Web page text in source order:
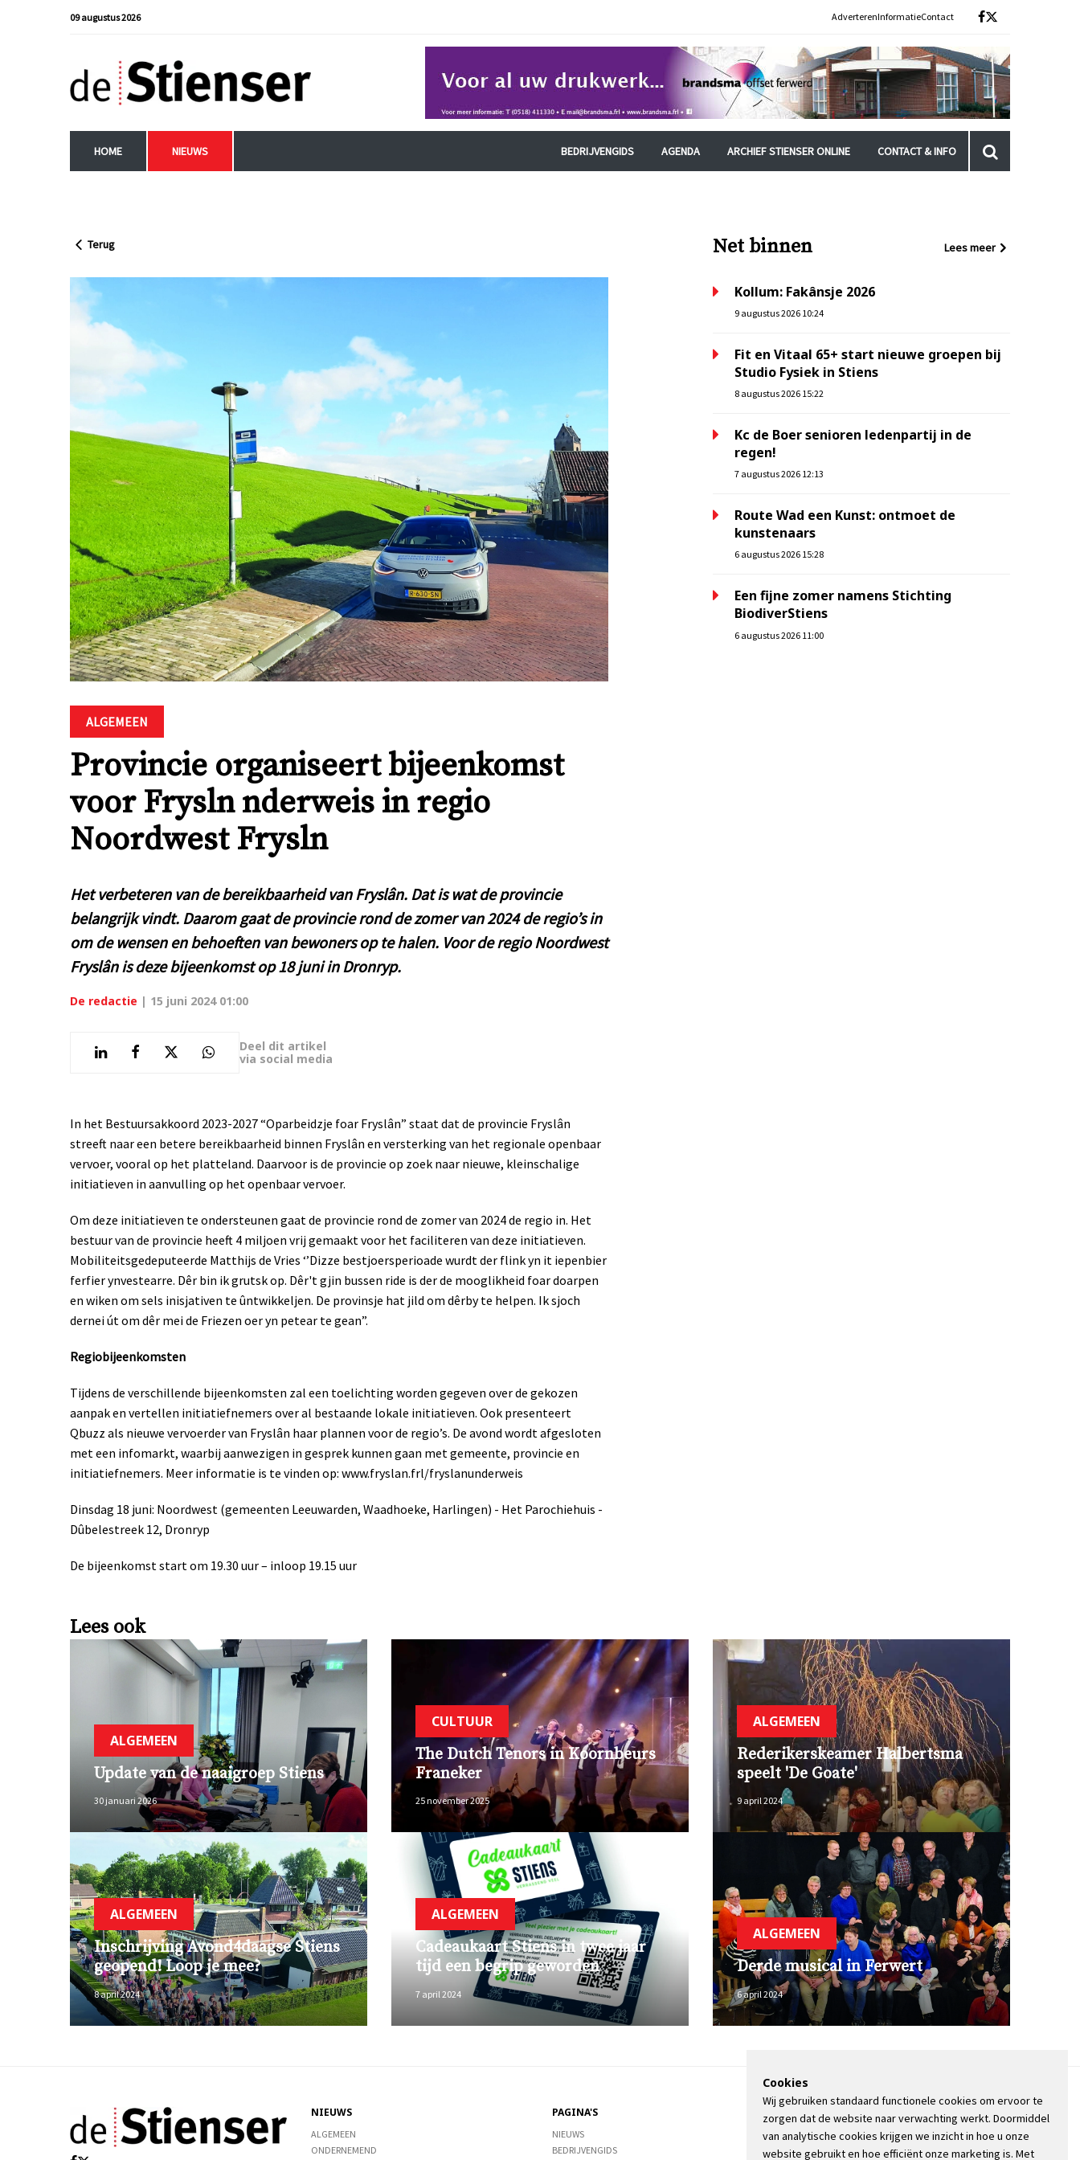
09 augustus 2026 AdverterenInformatieContact
HOME NIEUWS BEDRIJVENGIDS AGENDA ARCHIEF STIENSER ONLINE CONTACT & INFO
Terug
ALGEMEEN
Provincie organiseert bijeenkomst
voor Frysln nderweis in regio
Noordwest Frysln
Het verbeteren van de bereikbaarheid van Fryslân. Dat is wat de provincie
belangrijk vindt. Daarom gaat de provincie rond de zomer van 2024 de regio’s in
om de wensen en behoeften van bewoners op te halen. Voor de regio Noordwest
Fryslân is deze bijeenkomst op 18 juni in Dronryp.
De redactie | 15 juni 2024 01:00
Deel dit artikel
via social media
In het Bestuursakkoord 2023-2027 “Oparbeidzje foar Fryslân” staat dat de provincie Fryslân
streeft naar een betere bereikbaarheid binnen Fryslân en versterking van het regionale openbaar
vervoer, vooral op het platteland. Daarvoor is de provincie op zoek naar nieuwe, kleinschalige
initiatieven in aanvulling op het openbaar vervoer.
Om deze initiatieven te ondersteunen gaat de provincie rond de zomer van 2024 de regio in. Het
bestuur van de provincie heeft 4 miljoen vrij gemaakt voor het faciliteren van deze initiatieven.
Mobiliteitsgedeputeerde Matthijs de Vries ‘’Dizze bestjoersperioade wurdt der flink yn it iepenbier
ferfier ynvestearre. Dêr bin ik grutsk op. Dêr't gjin bussen ride is der de mooglikheid foar doarpen
en wiken om sels inisjativen te ûntwikkeljen. De provinsje hat jild om dêrby te helpen. Ik sjoch
dernei út om dêr mei de Friezen oer yn petear te gean”.
Regiobijeenkomsten
Tijdens de verschillende bijeenkomsten zal een toelichting worden gegeven over de gekozen
aanpak en vertellen initiatiefnemers over al bestaande lokale initiatieven. Ook presenteert
Qbuzz als nieuwe vervoerder van Fryslân haar plannen voor de regio’s. De avond wordt afgesloten
met een infomarkt, waarbij aanwezigen in gesprek kunnen gaan met gemeente, provincie en
initiatiefnemers. Meer informatie is te vinden op: www.fryslan.frl/fryslanunderweis
Dinsdag 18 juni: Noordwest (gemeenten Leeuwarden, Waadhoeke, Harlingen) - Het Parochiehuis -
Dûbelestreek 12, Dronryp
De bijeenkomst start om 19.30 uur – inloop 19.15 uur
Net binnen Lees meer
Kollum: Fakânsje 2026
9 augustus 2026 10:24
Fit en Vitaal 65+ start nieuwe groepen bij
Studio Fysiek in Stiens
8 augustus 2026 15:22
Kc de Boer senioren ledenpartij in de
regen!
7 augustus 2026 12:13
Route Wad een Kunst: ontmoet de
kunstenaars
6 augustus 2026 15:28
Een fijne zomer namens Stichting
BiodiverStiens
6 augustus 2026 11:00
Lees ook
ALGEMEEN
Update van de naaigroep Stiens
30 januari 2026
CULTUUR
The Dutch Tenors in Koornbeurs
Franeker
25 november 2025
ALGEMEEN
Rederikerskeamer Halbertsma
speelt 'De Goate'
9 april 2024
ALGEMEEN
Inschrijving Avond4daagse Stiens
geopend! Loop je mee?
8 april 2024
ALGEMEEN
Cadeaukaart Stiens in twee jaar
tijd een begrip geworden
7 april 2024
ALGEMEEN
Derde musical in Ferwert
6 april 2024
NIEUWS
ALGEMEEN
ONDERNEMEND
PAGINA'S
NIEUWS
BEDRIJVENGIDS
OVER DE STIENSER
CONTACT
ADVERTEREN
Cookies
Wij gebruiken standaard functionele cookies om ervoor te
zorgen dat de website naar verwachting werkt. Doormiddel
van analytische cookies krijgen we inzicht in hoe u onze
website gebruikt en hoe efficiënt onze marketing is. Met